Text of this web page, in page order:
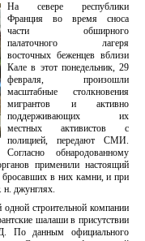
На севере республики
Франция во время сноса
части обширного
палаточного лагеря
восточных беженцев вблизи
Кале в этот понедельник, 29
февраля, произошли
масштабные столкновения
мигрантов и активно
поддерживающих их
местных активистов с
полицией, передают СМИ.
Согласно обнародованному
применили настоящий
бросавших в них камни, и при
н. джунглях.
строительной компании
шалаши в присутствии
По данным официального